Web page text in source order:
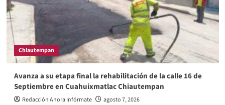
Chiautempan
Avanza a su etapa final la rehabilitación de la calle 16 de
Septiembre en Cuahuixmatlac Chiautempan
Redacción Ahora Infórmate agosto 7, 2026